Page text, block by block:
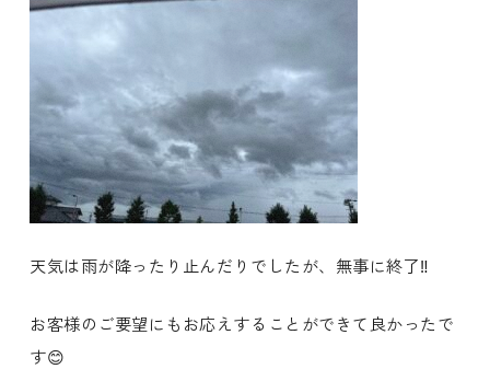
天気は雨が降ったり止んだりでしたが、無事に終了‼️
お客様のご要望にもお応えすることができて良かったで
す😊